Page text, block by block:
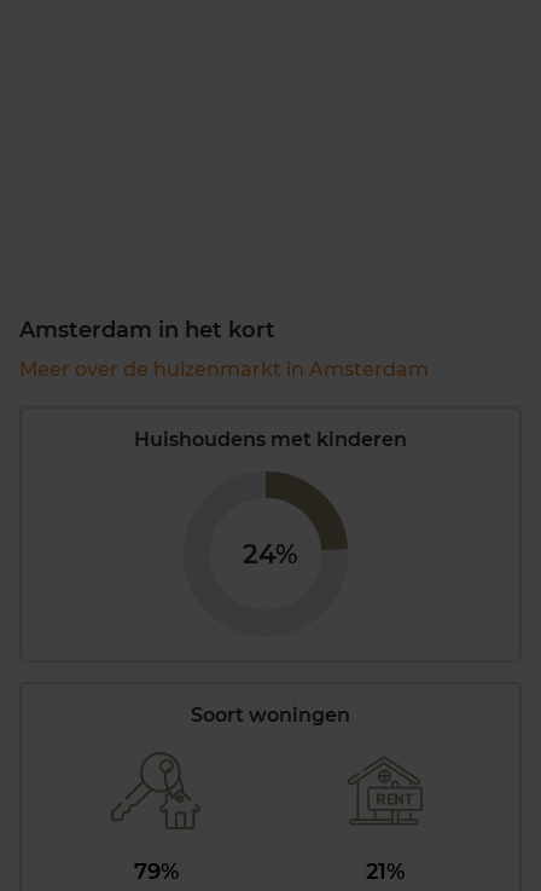
Amsterdam in het kort
Meer over de huizenmarkt in Amsterdam
Huishoudens met kinderen
24%
Soort woningen
79%
21%